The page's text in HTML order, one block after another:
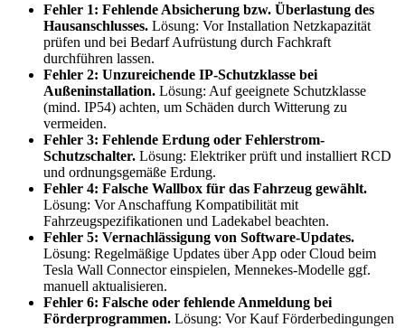
Fehler 1: Fehlende Absicherung bzw. Überlastung des
Hausanschlusses. Lösung: Vor Installation Netzkapazität
prüfen und bei Bedarf Aufrüstung durch Fachkraft
durchführen lassen.
Fehler 2: Unzureichende IP-Schutzklasse bei
Außeninstallation. Lösung: Auf geeignete Schutzklasse
(mind. IP54) achten, um Schäden durch Witterung zu
vermeiden.
Fehler 3: Fehlende Erdung oder Fehlerstrom-
Schutzschalter. Lösung: Elektriker prüft und installiert RCD
und ordnungsgemäße Erdung.
Fehler 4: Falsche Wallbox für das Fahrzeug gewählt.
Lösung: Vor Anschaffung Kompatibilität mit
Fahrzeugspezifikationen und Ladekabel beachten.
Fehler 5: Vernachlässigung von Software-Updates.
Lösung: Regelmäßige Updates über App oder Cloud beim
Tesla Wall Connector einspielen, Mennekes-Modelle ggf.
manuell aktualisieren.
Fehler 6: Falsche oder fehlende Anmeldung bei
Förderprogrammen. Lösung: Vor Kauf Förderbedingungen